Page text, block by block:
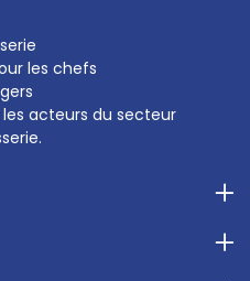
les chefs
acteurs du secteur